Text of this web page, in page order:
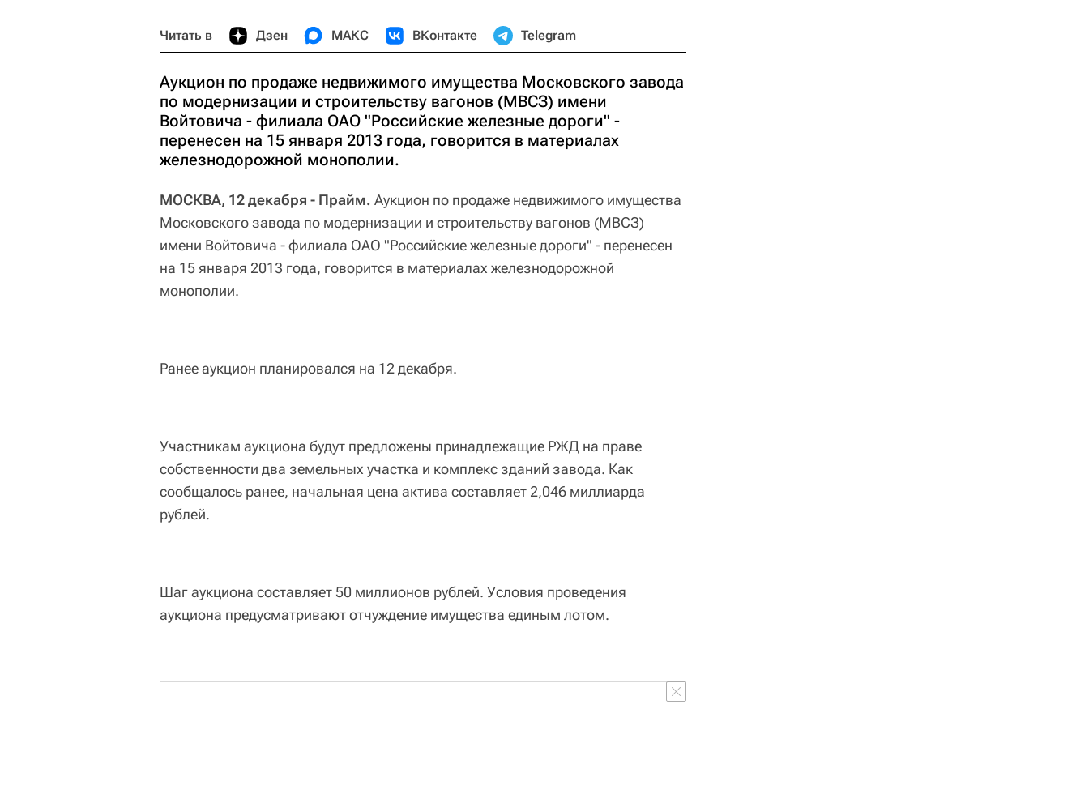
Читать в Дзен МАКС ВКонтакте Telegram
Аукцион по продаже недвижимого имущества Московского завода
по модернизации и строительству вагонов (МВСЗ) имени
Войтовича - филиала ОАО "Российские железные дороги" -
перенесен на 15 января 2013 года, говорится в материалах
железнодорожной монополии.
МОСКВА, 12 декабря - Прайм. Аукцион по продаже недвижимого имущества
Московского завода по модернизации и строительству вагонов (МВСЗ)
имени Войтовича - филиала ОАО "Российские железные дороги" - перенесен
на 15 января 2013 года, говорится в материалах железнодорожной
монополии.
Ранее аукцион планировался на 12 декабря.
Участникам аукциона будут предложены принадлежащие РЖД на праве
собственности два земельных участка и комплекс зданий завода. Как
сообщалось ранее, начальная цена актива составляет 2,046 миллиарда
рублей.
Шаг аукциона составляет 50 миллионов рублей. Условия проведения
аукциона предусматривают отчуждение имущества единым лотом.